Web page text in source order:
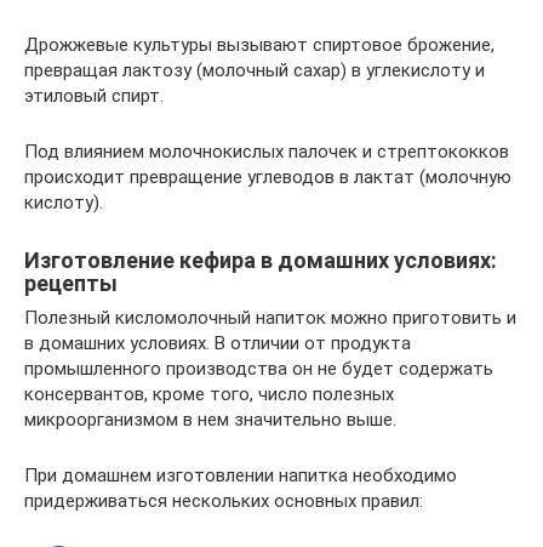
Дрожжевые культуры вызывают спиртовое брожение,
превращая лактозу (молочный сахар) в углекислоту и
этиловый спирт.
Под влиянием молочнокислых палочек и стрептококков
происходит превращение углеводов в лактат (молочную
кислоту).
Изготовление кефира в домашних условиях:
рецепты
Полезный кисломолочный напиток можно приготовить и
в домашних условиях. В отличии от продукта
промышленного производства он не будет содержать
консервантов, кроме того, число полезных
микроорганизмом в нем значительно выше.
При домашнем изготовлении напитка необходимо
придерживаться нескольких основных правил: